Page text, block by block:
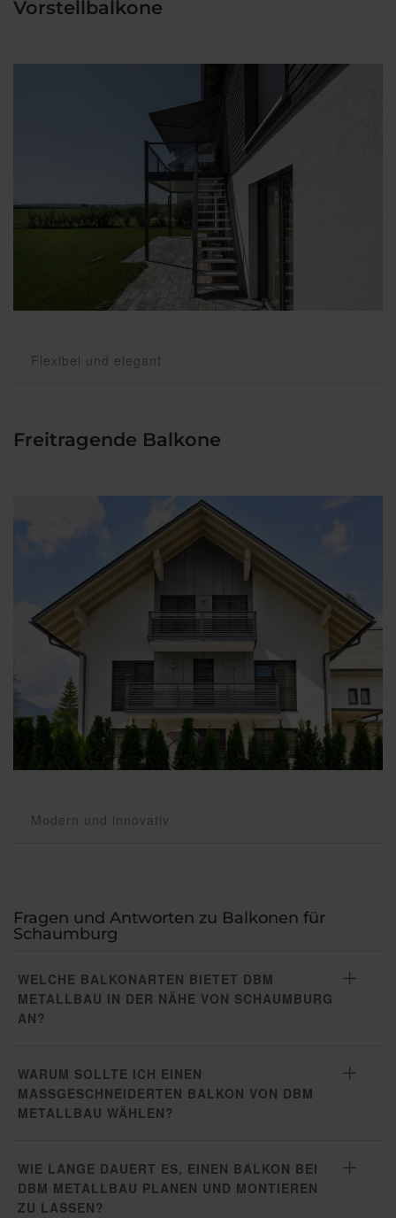
Vorstellbalkone
Flexibel und elegant
Freitragende Balkone
Modern und innovativ
Fragen und Antworten zu Balkonen für
Schaumburg
WELCHE BALKONARTEN BIETET DBM
METALLBAU IN DER NÄHE VON SCHAUMBURG
AN?
WARUM SOLLTE ICH EINEN
MASSGESCHNEIDERTEN BALKON VON DBM M
ETALLBAU WÄHLEN?
WIE LANGE DAUERT ES, EINEN BALKON BEI
DBM METALLBAU PLANEN UND MONTIEREN
ZU LASSEN?